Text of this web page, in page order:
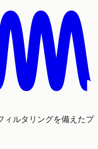
ィルタリングを備えたプ